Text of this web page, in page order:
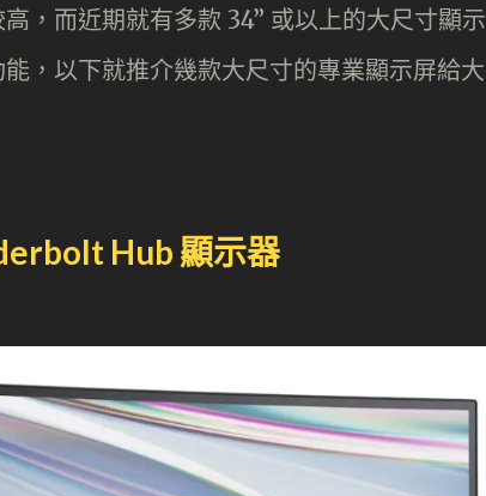
，而近期就有多款 34” 或以上的大尺寸顯示
，以下就推介幾款大尺寸的專業顯示屏給大
Hub 顯示器